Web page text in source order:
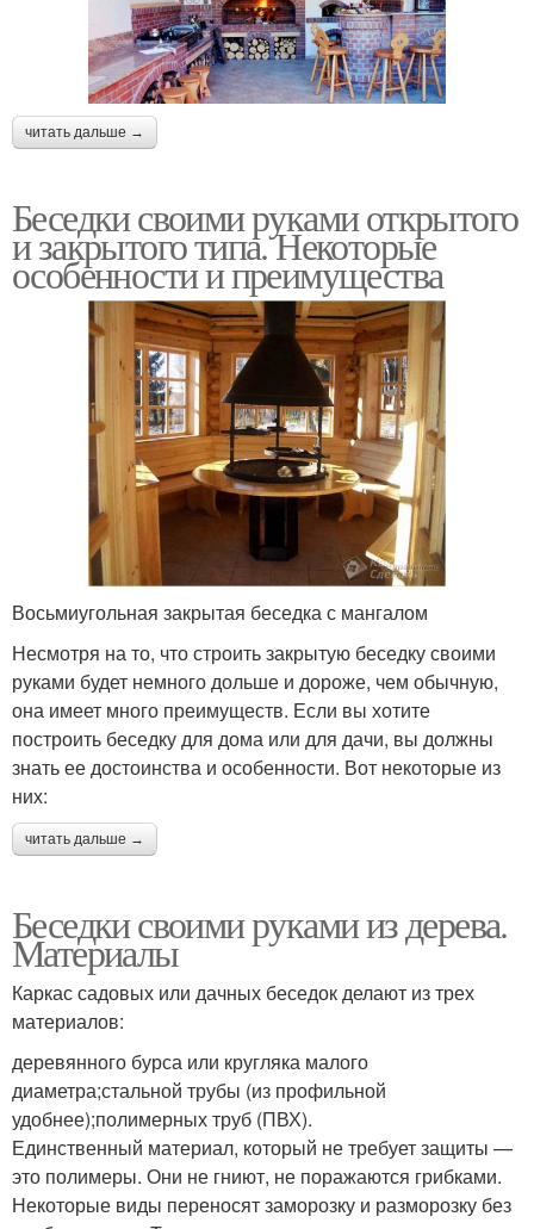
читать дальше →
Беседки своими руками открытого
и закрытого типа. Некоторые
особенности и преимущества
Восьмиугольная закрытая беседка с мангалом
Несмотря на то, что строить закрытую беседку своими
руками будет немного дольше и дороже, чем обычную,
она имеет много преимуществ. Если вы хотите
построить беседку для дома или для дачи, вы должны
знать ее достоинства и особенности. Вот некоторые из
них:
читать дальше →
Беседки своими руками из дерева.
Материалы
Каркас садовых или дачных беседок делают из трех
материалов:
деревянного бурса или кругляка малого
диаметра;стальной трубы (из профильной
удобнее);полимерных труб (ПВХ).
Единственный материал, который не требует защиты —
это полимеры. Они не гниют, не поражаются грибками.
Некоторые виды переносят заморозку и разморозку без